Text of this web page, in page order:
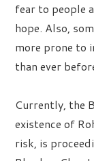
fear to people
hope. Also,
more prone to
than ever
Currently, the
existence of
risk, is